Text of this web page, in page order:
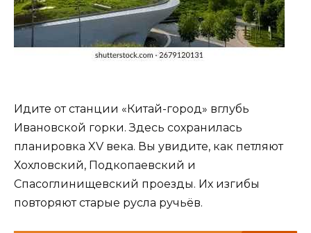
Идите от станции «Китай-город» вглубь
Ивановской горки. Здесь сохранилась
планировка XV века. Вы увидите, как петляют
Хохловский, Подкопаевский и
Спасоглинищевский проезды. Их изгибы
повторяют старые русла ручьёв.